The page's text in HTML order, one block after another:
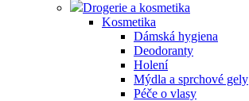
Drogerie a kosmetika
Kosmetika
Dámská hygiena
Deodoranty
Holení
Mýdla a sprchové gely
Péče o vlasy